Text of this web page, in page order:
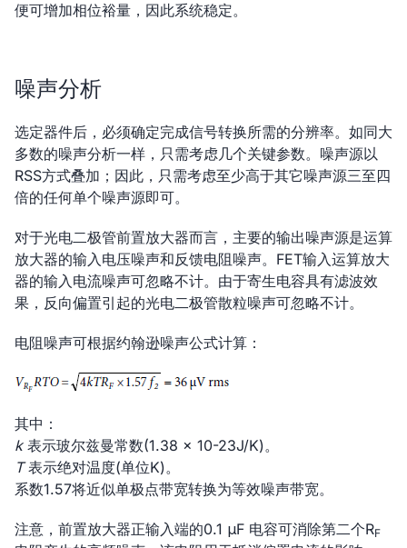
便可增加相位裕量，因此系统稳定。
噪声分析
选定器件后，必须确定完成信号转换所需的分辨率。如同大
多数的噪声分析一样，只需考虑几个关键参数。噪声源以
RSS方式叠加；因此，只需考虑至少高于其它噪声源三至四
倍的任何单个噪声源即可。
对于光电二极管前置放大器而言，主要的输出噪声源是运算
放大器的输入电压噪声和反馈电阻噪声。FET输入运算放大
器的输入电流噪声可忽略不计。由于寄生电容具有滤波效
果，反向偏置引起的光电二极管散粒噪声可忽略不计。
电阻噪声可根据约翰逊噪声公式计算：
其中：
k表示玻尔兹曼常数(1.38 × 10-23J/K)。
T表示绝对温度(单位K)。
系数1.57将近似单极点带宽转换为等效噪声带宽。
注意，前置放大器正输入端的0.1 μF 电容可消除第二个RF